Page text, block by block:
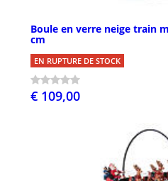
Boule en verre neige train
cm
EN RUPTURE DE STOCK
€ 109,00